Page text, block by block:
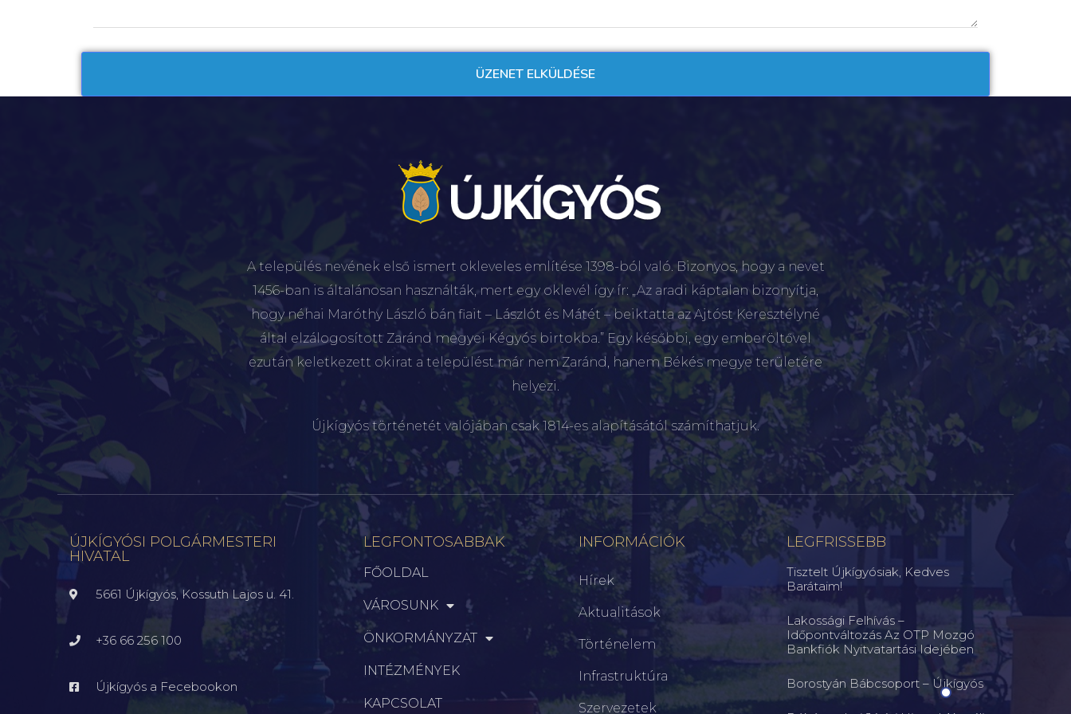
A település nevének első ismert okleveles említése 1398-ból való. Bizonyos, hogy a nevet
1456-ban is általánosan használták, mert egy oklevél így ír: „Az aradi káptalan bizonyítja,
hogy néhai Maróthy László bán fiait – Lászlót és Mátét – beiktatta az Ajtóst Keresztélyné
által elzálogosított Zaránd megyei Kégyós birtokba.” Egy későbbi, egy emberöltővel
ezután keletkezett okirat a települést már nem Zaránd, hanem Békés megye területére
helyezi.
Újkígyós történetét valójában csak 1814-es alapításától számíthatjuk.
ÚJKÍGYÓSI POLGÁRMESTERI
HIVATAL
5661 Újkígyós, Kossuth Lajos u. 41.
+36 66 256 100
Újkígyós a Fecebookon
LEGFONTOSABBAK
FŐOLDAL
VÁROSUNK
ÖNKORMÁNYZAT
INTÉZMÉNYEK
KAPCSOLAT
INFORMÁCIÓK
Hírek
Aktualitások
Történelem
Infrastruktúra
Szervezetek
LEGFRISSEBB
Tisztelt Újkígyósiak, Kedves
Barátaim!
Lakossági Felhívás –
Időpontváltozás Az OTP Mozgó
Bankfiók Nyitvatartási Idejében
Borostyán Bábcsoport – Újkígyós